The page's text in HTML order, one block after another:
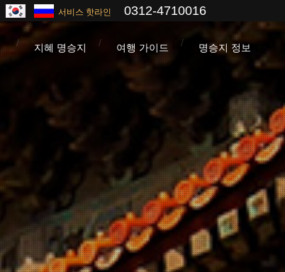
서비스 핫라인 0312-4710016
지혜 명승지 여행 가이드 명승지 정보